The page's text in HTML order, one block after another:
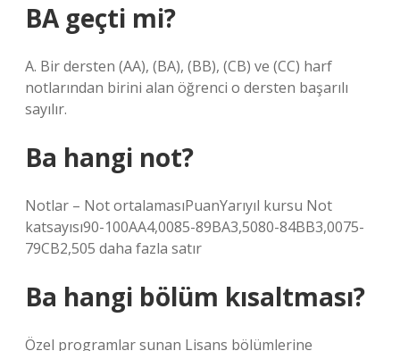
BA geçti mi?
A. Bir dersten (AA), (BA), (BB), (CB) ve (CC) harf
notlarından birini alan öğrenci o dersten başarılı
sayılır.
Ba hangi not?
Notlar – Not ortalamasıPuanYarıyıl kursu Not
katsayısı90-100AA4,0085-89BA3,5080-84BB3,0075-
79CB2,505 daha fazla satır
Ba hangi bölüm kısaltması?
Özel programlar sunan Lisans bölümlerine